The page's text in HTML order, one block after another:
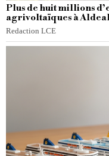
Plus de huit millions
agrivoltaïques à
Redaction LCE